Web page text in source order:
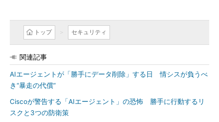
トップ セキュリティ
関連記事
AIエージェントが「勝手にデータ削除」する日 情シスが負うべ
き“暴走の代償”
Ciscoが警告する「AIエージェント」の恐怖 勝手に行動するリ
スクと3つの防衛策